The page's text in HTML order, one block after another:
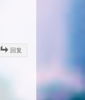
回复